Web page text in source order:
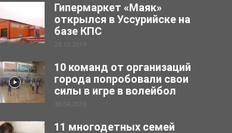
Гипермаркет «Маяк»
открылся в Уссурийске на
базе КПС
23.12.2019
10 команд от организаций
города попробовали свои
силы в игре в волейбол
30.04.2019
11 многодетных семей